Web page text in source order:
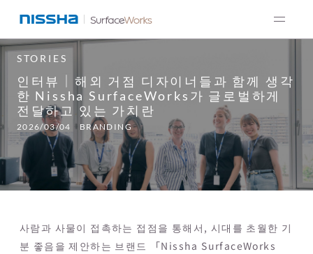
STORIES
인터뷰｜해외 거점 디자이너들과 함께 생각
한 Nissha SurfaceWorks가 글로벌하게
전달하고 있는 가치란
2026/03/04 BRANDING
사람과 사물이 접촉하는 접점을 통해서, 시대를 초월한 기
분 좋음을 제안하는 브랜드 「Nissha SurfaceWorks